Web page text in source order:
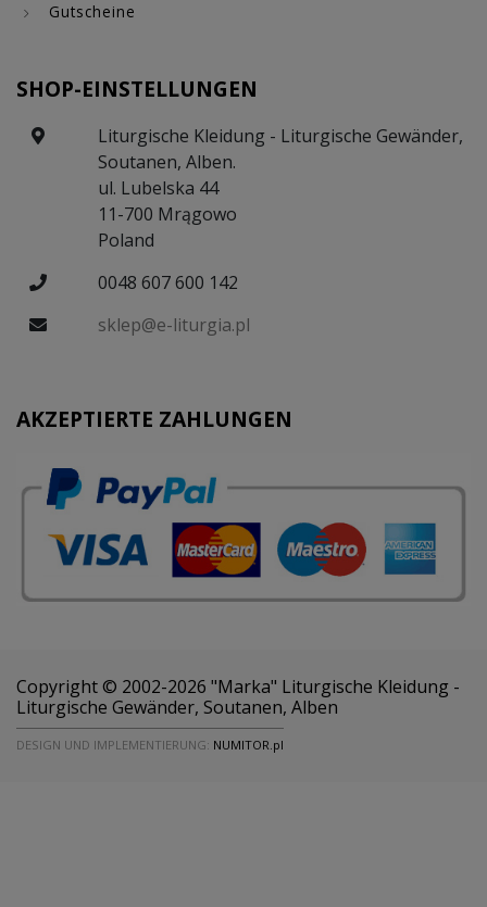
Gutscheine
SHOP-EINSTELLUNGEN
Liturgische Kleidung - Liturgische Gewänder,
Soutanen, Alben.
ul. Lubelska 44
11-700 Mrągowo
Poland
0048 607 600 142
sklep@e-liturgia.pl
AKZEPTIERTE ZAHLUNGEN
Copyright © 2002-2026 "Marka" Liturgische Kleidung -
Liturgische Gewänder, Soutanen, Alben
DESIGN UND IMPLEMENTIERUNG: NUMITOR.pl